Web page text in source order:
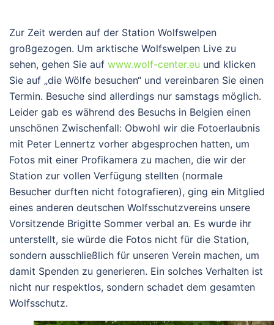
Zur Zeit werden auf der Station Wolfswelpen
großgezogen. Um arktische Wolfswelpen Live zu
sehen, gehen Sie auf www.wolf-center.eu und klicken
Sie auf „die Wölfe besuchen“ und vereinbaren Sie einen
Termin. Besuche sind allerdings nur samstags möglich.
Leider gab es während des Besuchs in Belgien einen
unschönen Zwischenfall: Obwohl wir die Fotoerlaubnis
mit Peter Lennertz vorher abgesprochen hatten, um
Fotos mit einer Profikamera zu machen, die wir der
Station zur vollen Verfügung stellten (normale
Besucher durften nicht fotografieren), ging ein Mitglied
eines anderen deutschen Wolfsschutzvereins unsere
Vorsitzende Brigitte Sommer verbal an. Es wurde ihr
unterstellt, sie würde die Fotos nicht für die Station,
sondern ausschließlich für unseren Verein machen, um
damit Spenden zu generieren. Ein solches Verhalten ist
nicht nur respektlos, sondern schadet dem gesamten
Wolfsschutz.